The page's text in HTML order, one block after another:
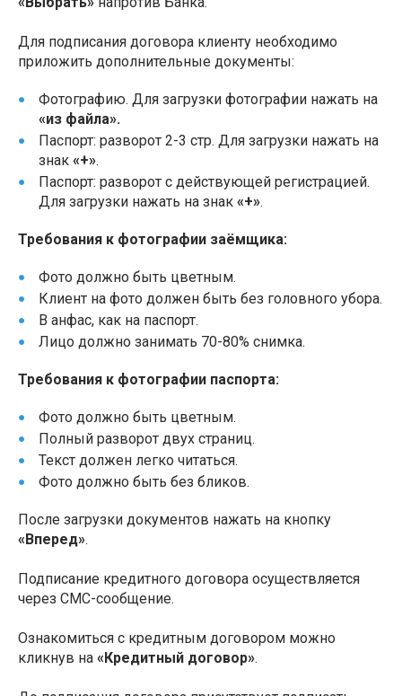
Для подписания договора клиенту необходимо
приложить дополнительные документы:
Фотографию. Для загрузки фотографии нажать на
«из файла».
Паспорт: разворот 2-3 стр. Для загрузки нажать на
знак «+».
Паспорт: разворот с действующей регистрацией.
Для загрузки нажать на знак «+».
Требования к фотографии заёмщика:
Фото должно быть цветным.
Клиент на фото должен быть без головного убора.
В анфас, как на паспорт.
Лицо должно занимать 70-80% снимка.
Требования к фотографии паспорта:
Фото должно быть цветным.
Полный разворот двух страниц.
Текст должен легко читаться.
Фото должно быть без бликов.
После загрузки документов нажать на кнопку
«Вперед».
Подписание кредитного договора осуществляется
через СМС-сообщение.
Ознакомиться с кредитным договором можно
кликнув на «Кредитный договор».